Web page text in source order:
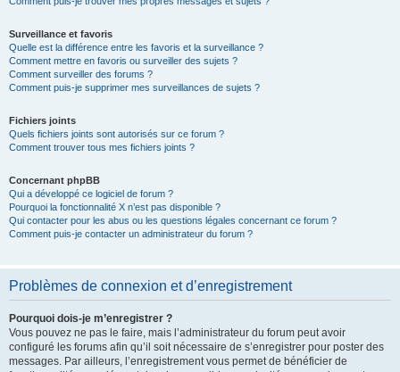
Surveillance et favoris
Quelle est la différence entre les favoris et la surveillance ?
Comment mettre en favoris ou surveiller des sujets ?
Comment surveiller des forums ?
Comment puis-je supprimer mes surveillances de sujets ?
Fichiers joints
Quels fichiers joints sont autorisés sur ce forum ?
Comment trouver tous mes fichiers joints ?
Concernant phpBB
Qui a développé ce logiciel de forum ?
Pourquoi la fonctionnalité X n’est pas disponible ?
Qui contacter pour les abus ou les questions légales concernant ce forum ?
Comment puis-je contacter un administrateur du forum ?
Problèmes de connexion et d’enregistrement
Pourquoi dois-je m’enregistrer ?
Vous pouvez ne pas le faire, mais l’administrateur du forum peut avoir
configuré les forums afin qu’il soit nécessaire de s’enregistrer pour poster des
messages. Par ailleurs, l’enregistrement vous permet de bénéficier de